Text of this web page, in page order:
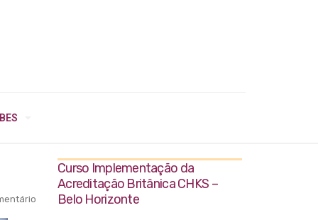
Curso Implementação da
Acreditação Britânica CHKS –
Belo Horizonte